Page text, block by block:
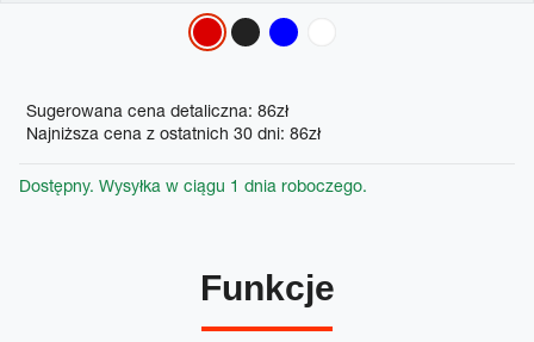
Promotions
Sugerowana cena detaliczna: 86zł
Najniższa cena z ostatnich 30 dni: 86zł
Dostępny. Wysyłka w ciągu 1 dnia roboczego.
Funkcje